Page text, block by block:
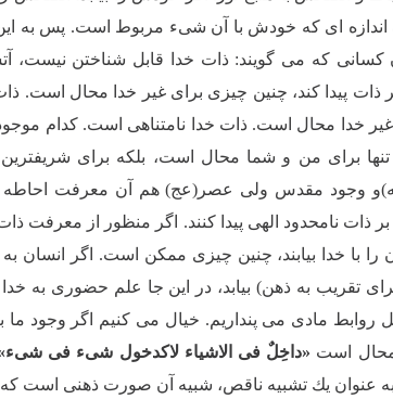
اندازه اى كه خودش با آن شىء مربوط است. پس به
كسانى كه مى گویند: ذات خدا قابل شناختن نیست،
ذات پیدا كند، چنین چیزى براى غیر خدا محال است.
خدا محال است. ذات خدا نامتناهى است. كدام
براى من و شما محال است، بلكه براى
وجود مقدس ولى عصر(عج) هم آن معرفت احاطه
ذات نامحدود الهى پیدا كنند. اگر منظور از معرفت
با خدا بیابند، چنین چیزى ممكن است. اگر
تقریب به ذهن) بیابد، در این جا علم حضورى به
روابط مادى مى پنداریم. خیال مى كنیم اگر وجود
است «داخِلٌ فى الاشیاء لاكدخول شىء فى
به عنوان یك تشبیه ناقص، شبیه آن صورت ذهنى است